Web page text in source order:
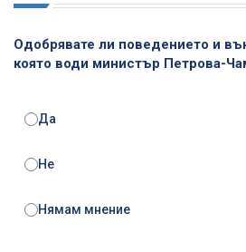
Одобрявате ли поведението и
която води министър Петрова-
Да
Не
Нямам мнение